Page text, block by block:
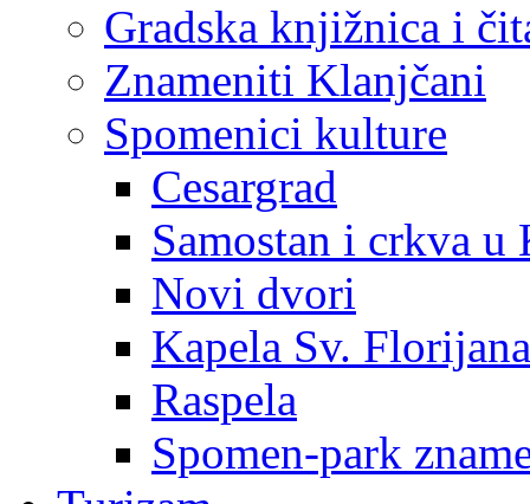
Gradska knjižnica i
Znameniti Klanjčani
Spomenici kulture
Cesargrad
Samostan i crkva u
Novi dvori
Kapela Sv. Florijana
Raspela
Spomen-park